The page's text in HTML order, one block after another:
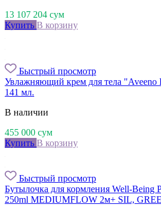
13 107 204 сум
Купить В корзину
Быстрый просмотр
Увлажняющий крем для тела "Aveeno
141 мл.
В наличии
455 000 сум
Купить В корзину
Быстрый просмотр
Бутылочка для кормления Well-Being
250ml MEDIUMFLOW 2м+ SIL,